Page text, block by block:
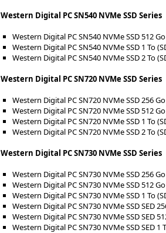
Western Digital PC SN540 NVMe SSD Series
Western Digital PC SN540 NVMe SSD 512
Western Digital PC SN540 NVMe SSD 1 To
Western Digital PC SN540 NVMe SSD 2 To
Western Digital PC SN720 NVMe SSD Series
Western Digital PC SN720 NVMe SSD 256
Western Digital PC SN720 NVMe SSD 512
Western Digital PC SN720 NVMe SSD 1 To
Western Digital PC SN720 NVMe SSD 2 To
Western Digital PC SN730 NVMe SSD Series
Western Digital PC SN730 NVMe SSD 256
Western Digital PC SN730 NVMe SSD 512
Western Digital PC SN730 NVMe SSD 1 To
Western Digital PC SN730 NVMe SSD SED
Western Digital PC SN730 NVMe SSD SED
Western Digital PC SN730 NVMe SSD SED 1